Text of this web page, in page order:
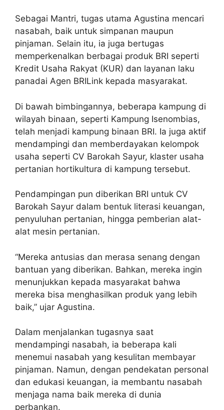
Sebagai Mantri, tugas utama Agustina mencari
nasabah, baik untuk simpanan maupun
pinjaman. Selain itu, ia juga bertugas
memperkenalkan berbagai produk BRI seperti
Kredit Usaha Rakyat (KUR) dan layanan laku
panadai Agen BRILink kepada masyarakat.
Di bawah bimbingannya, beberapa kampung di
wilayah binaan, seperti Kampung Isenombias,
telah menjadi kampung binaan BRI. Ia juga aktif
mendampingi dan memberdayakan kelompok
usaha seperti CV Barokah Sayur, klaster usaha
pertanian hortikultura di kampung tersebut.
Pendampingan pun diberikan BRI untuk CV
Barokah Sayur dalam bentuk literasi keuangan,
penyuluhan pertanian, hingga pemberian alat-
alat mesin pertanian.
“Mereka antusias dan merasa senang dengan
bantuan yang diberikan. Bahkan, mereka ingin
menunjukkan kepada masyarakat bahwa
mereka bisa menghasilkan produk yang lebih
baik,” ujar Agustina.
Dalam menjalankan tugasnya saat
mendampingi nasabah, ia beberapa kali
menemui nasabah yang kesulitan membayar
pinjaman. Namun, dengan pendekatan personal
dan edukasi keuangan, ia membantu nasabah
menjaga nama baik mereka di dunia
perbankan.